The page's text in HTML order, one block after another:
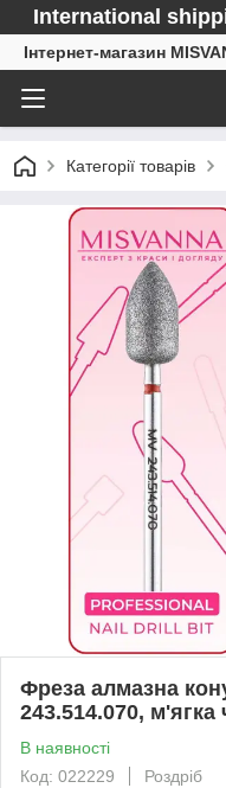
International
Інтернет-магазин
Категорії товарів
Фреза алмазна
243.514.070, м'ягка
В наявності
Код: 022229
Роздріб